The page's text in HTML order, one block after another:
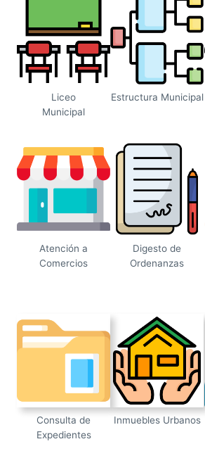
Liceo
Municipal
Estructura Municipal
Atención a
Comercios
Digesto de
Ordenanzas
Consulta de
Expedientes
Inmuebles Urbanos